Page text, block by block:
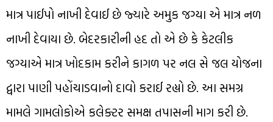
માત્ર પાઈપો નાખી દેવાઈ છે જ્યારે અમુક જગ્યા એ માત્ર નળ
નાખી દેવાયા છે. બેદરકારીની હદ તો એ છે કે કેટલીક
જગ્યાએ માત્ર ખોદકામ કરીને કાગળ પર નલ સે જલ યોજના
દ્વારા પાણી પહોંચાડવાનો દાવો કરાઈ રહ્યો છે. આ સમગ્ર
મામલે ગામલોકોએ કલેક્ટર સમક્ષ તપાસની માગ કરી છે.